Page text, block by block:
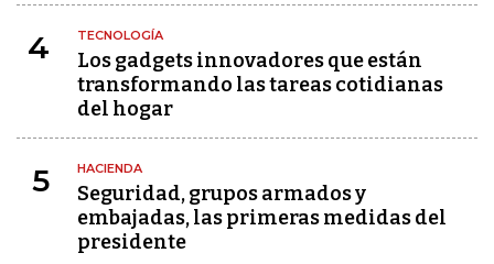
4 TECNOLOGÍA
Los gadgets innovadores que están
transformando las tareas cotidianas
del hogar
5 HACIENDA
Seguridad, grupos armados y
embajadas, las primeras medidas del
presidente